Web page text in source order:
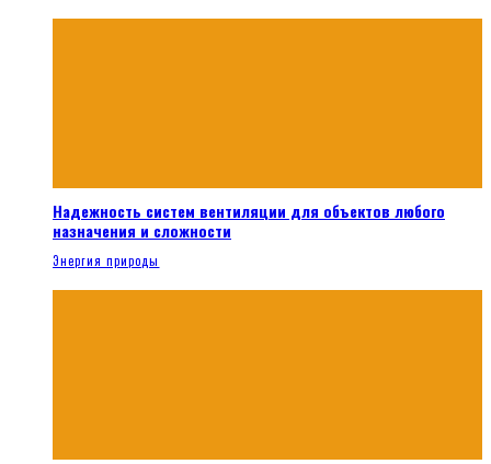
Надежность систем вентиляции для объектов любого
назначения и сложности
Энергия природы